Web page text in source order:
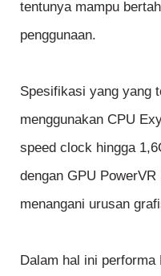
tentunya mampu
penggunaan.
Spesifikasi yang yang
menggunakan CPU
speed clock hingga
dengan GPU
menangani urusan
Dalam hal ini